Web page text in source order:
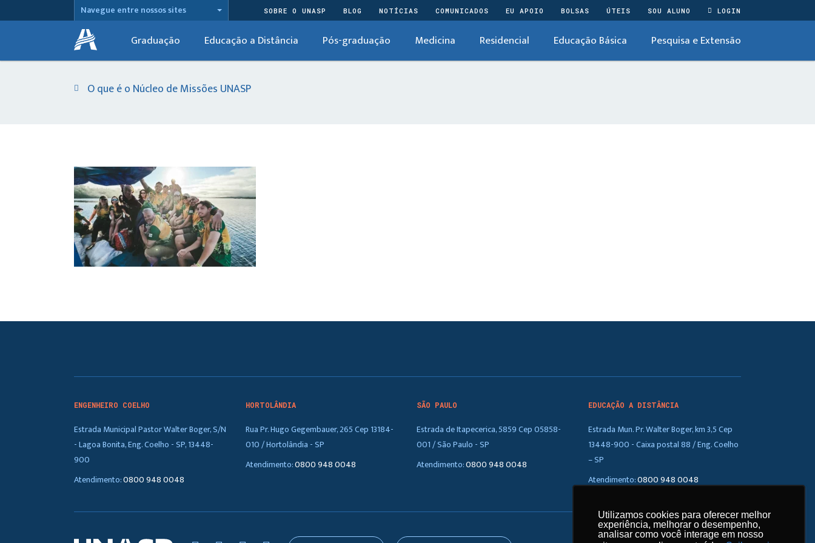
Utilizamos cookies para oferecer melhor
experiência, melhorar o desempenho,
analisar como você interage em nosso
Utilizamos cookies para oferecer melhor
experiência, melhorar o desempenho,
analisar como você interage em nosso
Navegue entre nossos sites SOBRE O UNASP BLOG NOTÍCIAS COMUNICADOS EU APOIO BOLSAS ÚTEIS SOU ALUNO LOGIN
Graduação Educação a Distância Pós-graduação Medicina Residencial Educação Básica Pesquisa e Extensão
O que é o Núcleo de Missões UNASP
ENGENHEIRO COELHO
Estrada Municipal Pastor Walter Boger, S/N
- Lagoa Bonita, Eng. Coelho - SP, 13448-
900
Atendimento:0800 948 0048
HORTOLÂNDIA
Rua Pr. Hugo Gegembauer, 265 Cep 13184-
010 / Hortolândia - SP
Atendimento:0800 948 0048
SÃO PAULO
Estrada de Itapecerica, 5859 Cep 05858-
001 / São Paulo - SP
Atendimento:0800 948 0048
EDUCAÇÃO A DISTÂNCIA
Estrada Mun. Pr. Walter Boger, km 3,5 Cep
13448-900 - Caixa postal 88 / Eng. Coelho
– SP
Atendimento:0800 948 0048